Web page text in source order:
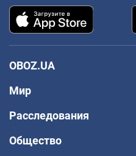
OBOZ.UA
Мир
Расследования
Общество